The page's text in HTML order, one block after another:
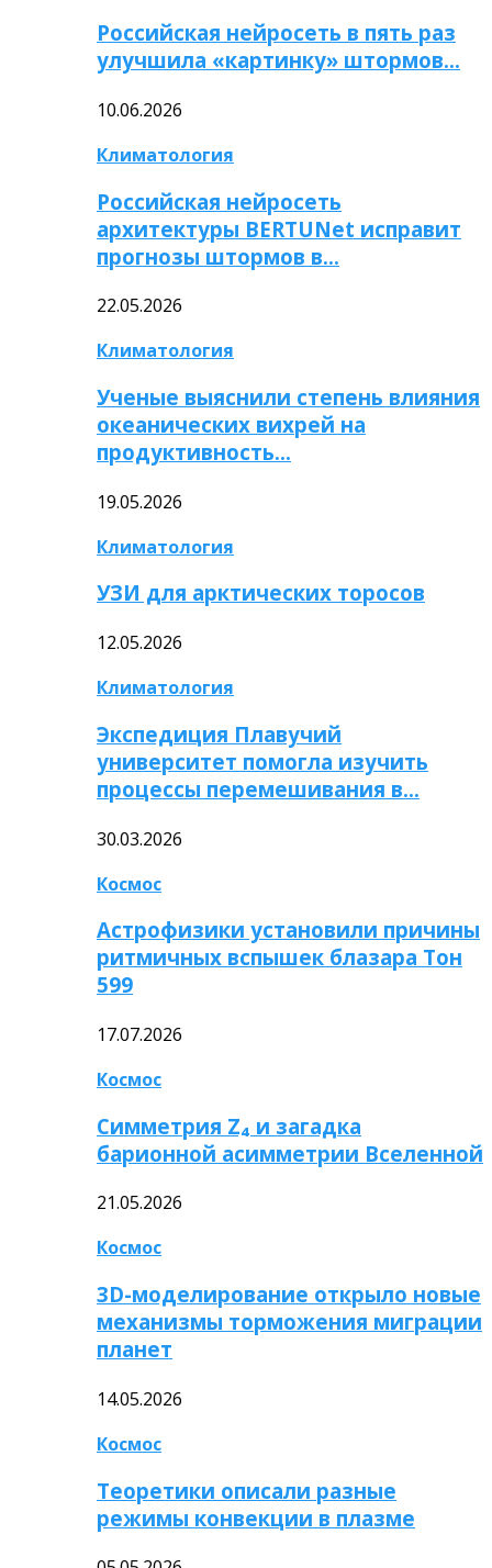
Российская нейросеть в пять раз
улучшила «картинку» штормов…
10.06.2026
Климатология
Российская нейросеть
архитектуры BERTUNet исправит
прогнозы штормов в…
22.05.2026
Климатология
Ученые выяснили степень влияния
океанических вихрей на
продуктивность…
19.05.2026
Климатология
УЗИ для арктических торосов
12.05.2026
Климатология
Экспедиция Плавучий
университет помогла изучить
процессы перемешивания в…
30.03.2026
Космос
Астрофизики установили причины
ритмичных вспышек блазара Тон
599
17.07.2026
Космос
Симметрия Z₄ и загадка
барионной асимметрии Вселенной
21.05.2026
Космос
3D-моделирование открыло новые
механизмы торможения миграции
планет
14.05.2026
Космос
Теоретики описали разные
режимы конвекции в плазме